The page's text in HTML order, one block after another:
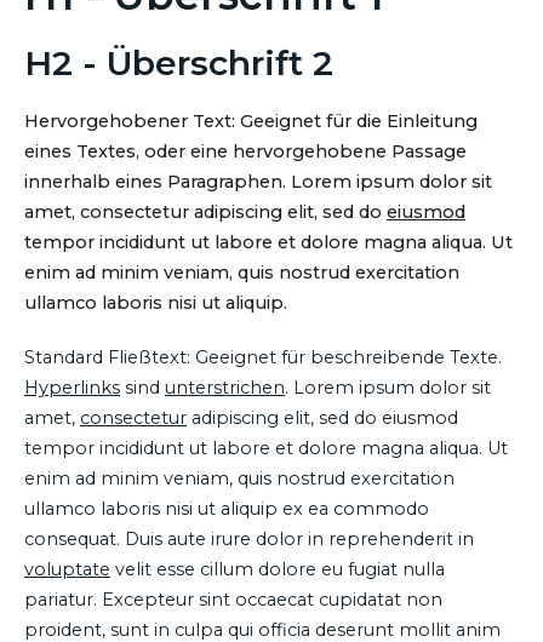
H2 - Überschrift 2
Hervorgehobener Text: Geeignet für die Einleitung
eines Textes, oder eine hervorgehobene Passage
innerhalb eines Paragraphen. Lorem ipsum dolor sit
amet, consectetur adipiscing elit, sed do eiusmod
tempor incididunt ut labore et dolore magna aliqua. Ut
enim ad minim veniam, quis nostrud exercitation
ullamco laboris nisi ut aliquip.
Standard Fließtext: Geeignet für beschreibende Texte.
Hyperlinks sind unterstrichen. Lorem ipsum dolor sit
amet, consectetur adipiscing elit, sed do eiusmod
tempor incididunt ut labore et dolore magna aliqua. Ut
enim ad minim veniam, quis nostrud exercitation
ullamco laboris nisi ut aliquip ex ea commodo
consequat. Duis aute irure dolor in reprehenderit in
voluptate velit esse cillum dolore eu fugiat nulla
pariatur. Excepteur sint occaecat cupidatat non
proident, sunt in culpa qui officia deserunt mollit anim